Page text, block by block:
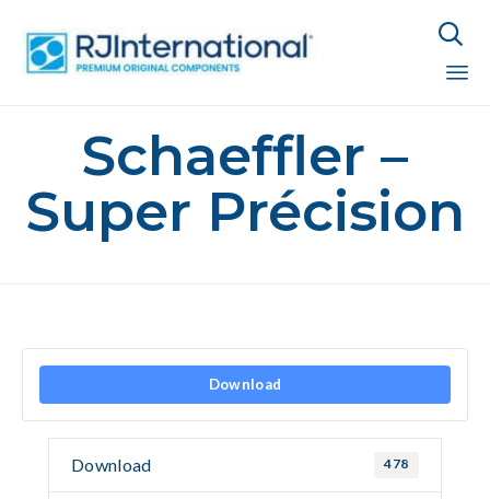

Schaeffler –
Super Précision
Download
Download 478